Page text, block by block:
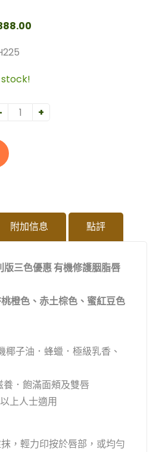
stock!
+
附加信息 點評
三色優惠 有機修護胭脂唇
桃橙色、赤土棕色、蜜紅豆色
椰子油．蜂蠟．極級乳香、
．飽滿面頰及雙唇
上人士適用
，輕力印按於唇部，或均勻